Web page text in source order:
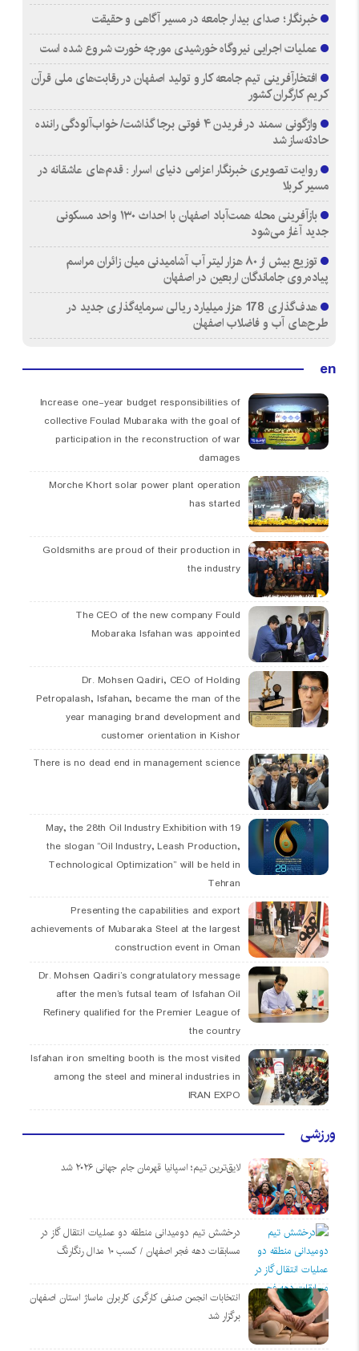
خبرنگار؛ صدای بیدار جامعه در مسیر آگاهی و حقیقت
عملیات اجرایی نیروگاه خورشیدی مورچه خورت شروع شده است
افتخارآفرینی تیم جامعه کار و تولید اصفهان در رقابت‌های ملی قرآن
کریم کارگران کشور
واژگونی سمند در فریدن ۴ فوتی برجا گذاشت/ خواب‌آلودگی راننده
حادثه‌ساز شد
روایت تصویری خبرنگار اعزامی دنیای اسرار : قدم‌های عاشقانه در
مسیر کربلا
بازآفرینی محله همت‌آباد اصفهان با احداث ۱۳۰ واحد مسکونی
جدید آغاز می‌شود
توزیع بیش از ۸۰ هزار لیتر آب آشامیدنی میان زائران مراسم
پیاده‌روی جاماندگان اربعین در اصفهان
هدف‌گذاری 178 هزار میلیارد ریالی سرمایه‌گذاری جدید در
طرح‌های آب و فاضلاب اصفهان
en
Increase one-year budget responsibilities of
collective Foulad Mubaraka with the goal of
participation in the reconstruction of war
damages
Morche Khort solar power plant operation
has started
Goldsmiths are proud of their production in
the industry
The CEO of the new company Fould
Mobaraka Isfahan was appointed
Dr. Mohsen Qadiri, CEO of Holding
Petropalash, Isfahan, became the man of the
year managing brand development and
customer orientation in Kishor
There is no dead end in management science
19 May, the 28th Oil Industry Exhibition with
the slogan “Oil Industry, Leash Production,
Technological Optimization” will be held in
Tehran
Presenting the capabilities and export
achievements of Mubaraka Steel at the largest
construction event in Oman
Dr. Mohsen Qadiri’s congratulatory message
after the men’s futsal team of Isfahan Oil
Refinery qualified for the Premier League of
the country
Isfahan iron smelting booth is the most visited
among the steel and mineral industries in
IRAN EXPO
ورزشی
لایق‌ترین تیم؛ اسپانیا قهرمان جام جهانی ۲۰۲۶ شد
درخشش تیم دومیدانی منطقه دو عملیات انتقال گاز در
مسابقات دهه فجر اصفهان / کسب ۱۰ مدال رنگارنگ
انتخابات انجمن صنفی کارگری کاربران ماساژ استان اصفهان
برگزار شد